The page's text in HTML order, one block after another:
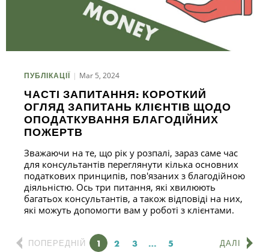
ПУБЛІКАЦІЇ Mar 5, 2024
ЧАСТІ ЗАПИТАННЯ: КОРОТКИЙ
ОГЛЯД ЗАПИТАНЬ КЛІЄНТІВ ЩОДО
ОПОДАТКУВАННЯ БЛАГОДІЙНИХ
ПОЖЕРТВ
Зважаючи на те, що рік у розпалі, зараз саме час
для консультантів переглянути кілька основних
податкових принципів, пов'язаних з благодійною
діяльністю. Ось три питання, які хвилюють
багатьох консультантів, а також відповіді на них,
які можуть допомогти вам у роботі з клієнтами.
ПОПЕРЕДНІЙ Сторінка
1 Сторінка
2 Сторінка
3 … Сторінка
5 ДАЛІ